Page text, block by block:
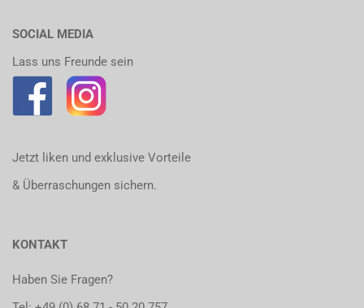
SOCIAL MEDIA
Lass uns Freunde sein
Jetzt liken und exklusive Vorteile
& Überraschungen sichern.
KONTAKT
Haben Sie Fragen?